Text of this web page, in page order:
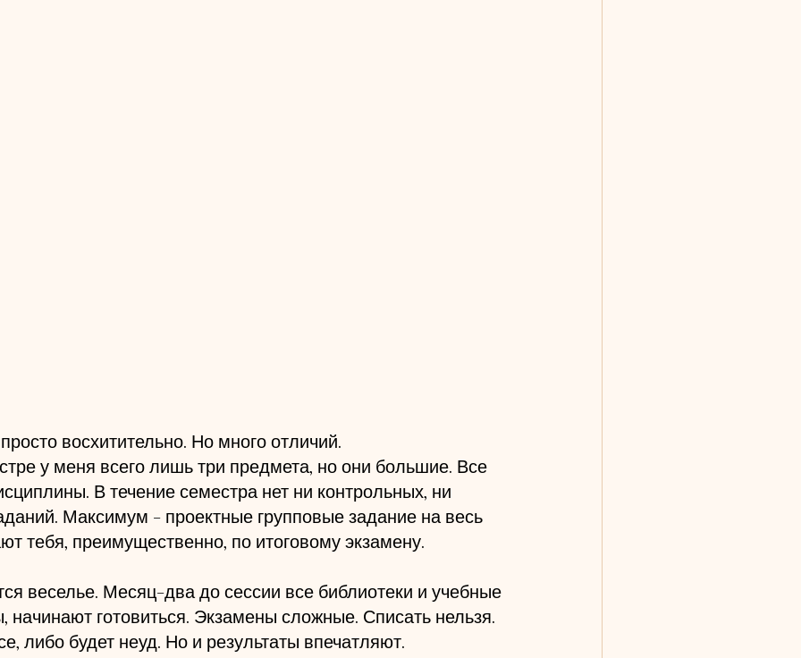
восхитительно. Но много отличий.
у меня всего лишь три предмета, но они большие. Все
В течение семестра нет ни контрольных, ни
Максимум - проектные групповые задание на весь
тебя, преимущественно, по итоговому экзамену.
веселье. Месяц-два до сессии все библиотеки и учебные
начинают готовиться. Экзамены сложные. Списать нельзя.
либо будет неуд. Но и результаты впечатляют.